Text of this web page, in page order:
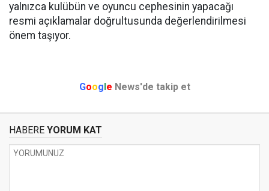
yalnızca kulübün ve oyuncu cephesinin yapacağı
resmi açıklamalar doğrultusunda değerlendirilmesi
önem taşıyor.
Google News'de takip et
HABERE YORUM KAT